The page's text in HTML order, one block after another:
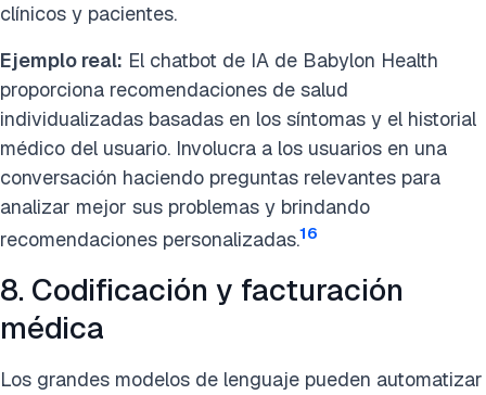
clínicos y pacientes.
Ejemplo real: El chatbot de IA de Babylon Health
proporciona recomendaciones de salud
individualizadas basadas en los síntomas y el historial
médico del usuario. Involucra a los usuarios en una
conversación haciendo preguntas relevantes para
analizar mejor sus problemas y brindando
recomendaciones personalizadas.16
8. Codificación y facturación
médica
Los grandes modelos de lenguaje pueden automatizar